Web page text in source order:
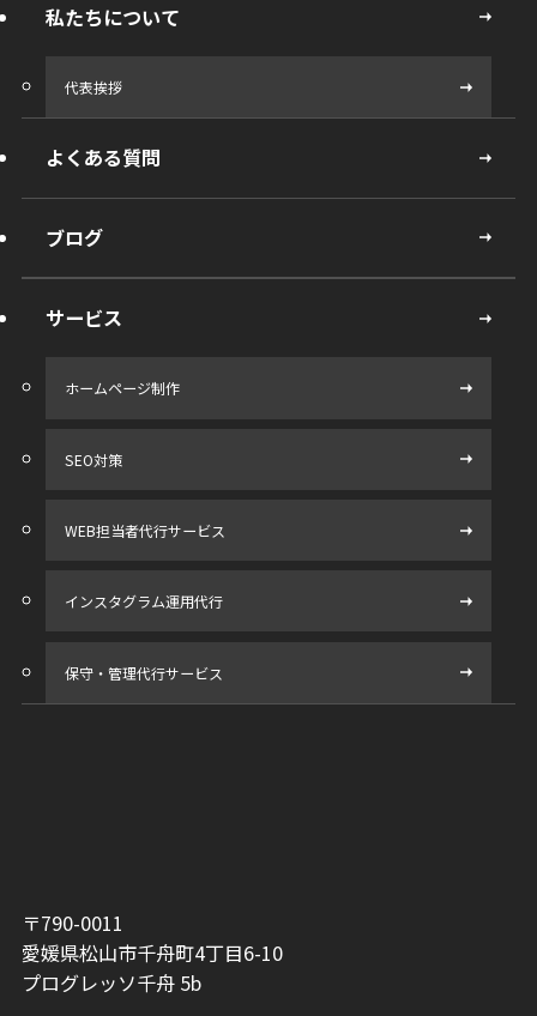
私たちについて
代表挨拶
よくある質問
ブログ
サービス
ホームページ制作
SEO対策
WEB担当者代行サービス
インスタグラム運用代行
保守・管理代行サービス
〒790-0011
愛媛県松山市千舟町4丁目6-10
プログレッソ千舟 5b